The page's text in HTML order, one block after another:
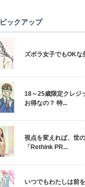
ピックアップ
ズボラ女子でもOKな
18～25歳限定クレジ
お得なの？ 特...
視点を変えれば、世
「Rethink PR...
いつでもわたしは前